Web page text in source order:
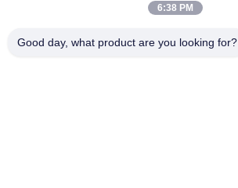
6:38 PM
Good day, what product are you looking for?